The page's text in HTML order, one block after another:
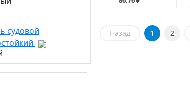
Назад 1 2
судовой